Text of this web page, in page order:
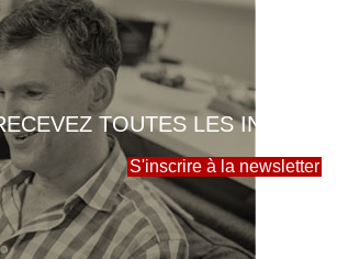
TOUTES LES INFOS
S'inscrire à la newsletter